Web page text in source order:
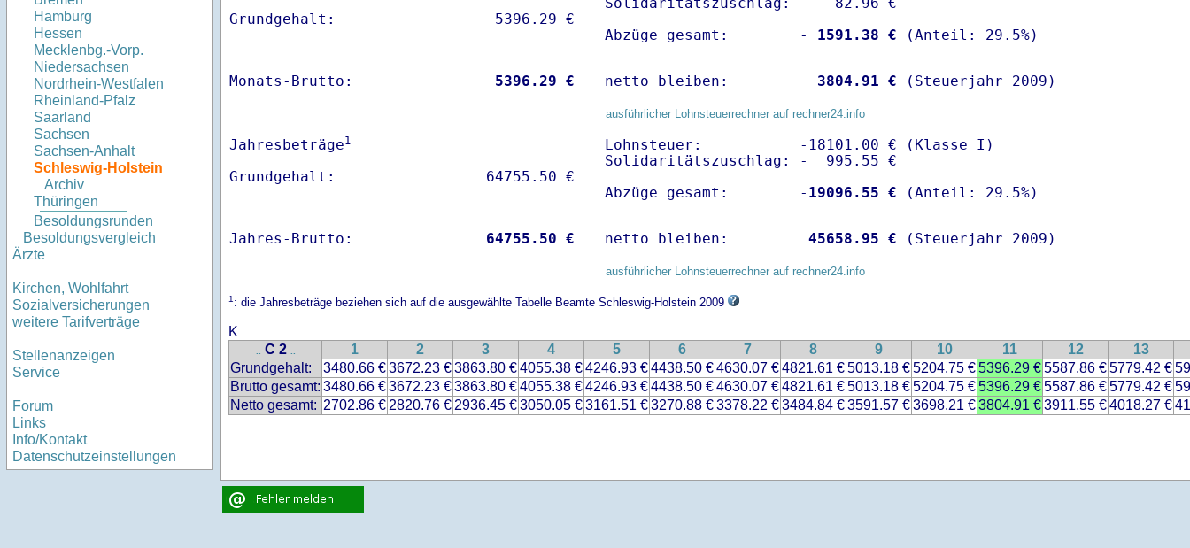
Hamburg
Hessen
Mecklenbg.-Vorp.
Niedersachsen
Nordrhein-Westfalen
Rheinland-Pfalz
Saarland
Sachsen
Sachsen-Anhalt
Schleswig-Holstein
Archiv
Thüringen
Besoldungsrunden
Besoldungsvergleich
Ärzte
Kirchen, Wohlfahrt
Sozialversicherungen
weitere Tarifverträge
Stellenanzeigen
Service
Forum
Links
Info/Kontakt
Datenschutzeinstellungen
Abzüge gesamt:        -
1591.38 €
Monats-Brutto: 5396.29 € netto bleiben: 3804.91 € (Steuerjahr 2009)
ausführlicher Lohnsteuerrechner auf rechner24.info
Jahresbeträge1
Lohnsteuer:           -18101.00 € (Klasse I)
Solidaritätszuschlag: -  995.55 €
Abzüge gesamt:        - 19096.55 €
Jahres-Brutto: 64755.50 € netto bleiben: 45658.95 € (Steuerjahr 2009)
ausführlicher Lohnsteuerrechner auf rechner24.info
1: die Jahresbeträge beziehen sich auf die ausgewählte Tabelle Beamte Schleswig-Holstein 2009
K
.. C 2 .. 1 2 3 4 5 6 7 8 9 10 11 12
13
Grundgehalt:
3480.66 €3672.23 €3863.80 €4055.38 €4246.93 €4438.50 €4630.07 €4821.61 €5013.18 €5204.75 €5396.29 €5587.86 €5779.42 €
Brutto gesamt: 3480.66 €3672.23 €3863.80 €4055.38 €4246.93 €4438.50 €4630.07 €4821.61 €5013.18 €5204.75 €5396.29 €5587.86 €5779.42 €
Netto gesamt: 2702.86 € 2820.76 € 2936.45 €3050.05 €3161.51 €3270.88 €3378.22 €3484.84 €3591.57 €3698.21 €3804.91 €3911.55 €4018.27 €